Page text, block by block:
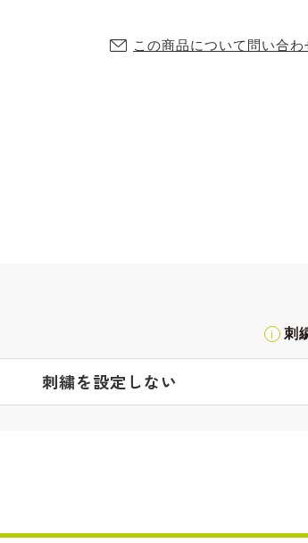
この商品について問い合わ
刺
刺繍を設定しない